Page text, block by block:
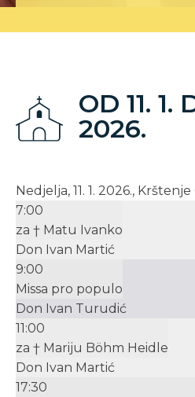
OD 11. 1.
2026.
Nedjelja, 11. 1. 2026.,
7:00
za † Matu Ivanko
Don Ivan Martić
9:00
Missa pro populo
Don Ivan Turudić
11:00
za † Mariju Böhm Heidle
Don Ivan Martić
17:30